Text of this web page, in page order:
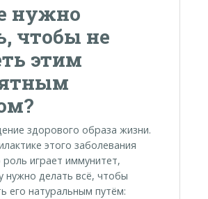
нужно
чтобы не
этим
здорового образа жизни.
этого заболевания
играет иммунитет,
нужно делать всё, чтобы
его натуральным путём: